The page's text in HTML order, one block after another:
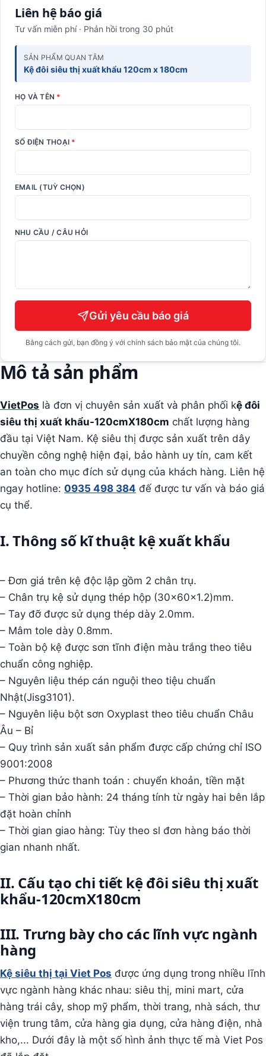
Liên hệ báo giá
Tư vấn miễn phí · Phản hồi trong 30 phút
SẢN PHẨM QUAN TÂM
Kệ đôi siêu thị xuất khẩu 120cm x 180cm
HỌ VÀ TÊN *
SỐ ĐIỆN THOẠI *
EMAIL (TUỲ CHỌN)
NHU CẦU / CÂU HỎI
Gửi yêu cầu báo giá
Bằng cách gửi, bạn đồng ý với chính sách bảo mật của chúng tôi.
Mô tả sản phẩm
VietPos là đơn vị chuyên sản xuất và phân phối kệ đôi
siêu thị xuất khẩu-120cmX180cm chất lượng hàng
đầu tại Việt Nam. Kệ siêu thị được sản xuất trên dây
chuyền công nghệ hiện đại, bảo hành uy tín, cam kết
an toàn cho mục đích sử dụng của khách hàng. Liên hệ
ngay hotline: 0935 498 384 đế được tư vấn và báo giá
cụ thể.
I. Thông số kĩ thuật kệ xuất khẩu
– Đơn giá trên kệ độc lập gồm 2 chân trụ.
– Chân trụ kệ sử dụng thép hộp (30x60x1.2)mm.
– Tay đỡ được sử dụng thép dày 2.0mm.
– Mâm tole dày 0.8mm.
– Toàn bộ kệ được sơn tĩnh điện màu trắng theo tiêu
chuẩn công nghiệp.
– Nguyên liệu thép cán nguội theo tiệu chuẩn
Nhật(Jisg3101).
– Nguyên liệu bột sơn Oxyplast theo tiêu chuẩn Châu
Âu – Bỉ
– Quy trình sản xuất sản phẩm được cấp chứng chỉ ISO
9001:2008
– Phương thức thanh toán : chuyển khoản, tiền mặt
– Thời gian bảo hành: 24 tháng tính từ ngày hai bên lắp
đặt hoàn chỉnh
– Thời gian giao hàng: Tùy theo sl đơn hàng báo thời
gian nhanh nhất.
II. Cấu tạo chi tiết kệ đôi siêu thị xuất
khẩu-120cmX180cm
III. Trưng bày cho các lĩnh vực ngành
hàng
Kệ siêu thị tại Viet Pos được ứng dụng trong nhiều lĩnh
vực ngành hàng khác nhau: siêu thị, mini mart, cửa
hàng trái cây, shop mỹ phẩm, thời trang, nhà sách, thư
viện trung tâm, cửa hàng gia dụng, cửa hàng điện, nhà
kho,... Dưới đây là một số hình ảnh thực tế mà Viet Pos